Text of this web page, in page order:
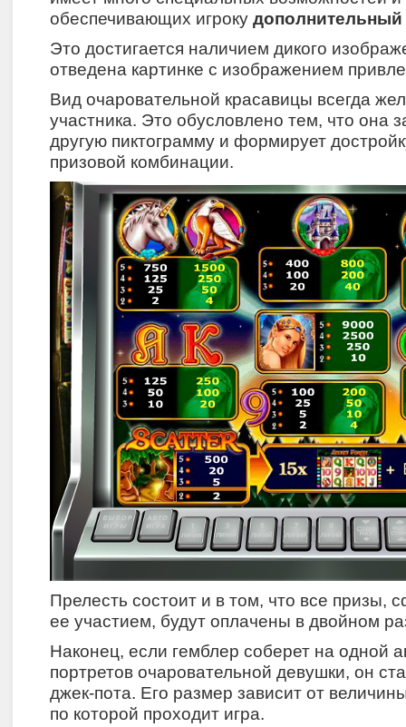
обеспечивающих игроку дополнительный
Это достигается наличием дикого
отведена картинке с изображением
Вид очаровательной красавицы всегда
участника. Это обусловлено тем, что она
другую пиктограмму и формирует
призовой комбинации.
Прелесть состоит и в том, что все призы,
ее участием, будут оплачены в двойном
Наконец, если гемблер соберет на одной
портретов очаровательной девушки, он
джек-пота. Его размер зависит от
по которой проходит игра.